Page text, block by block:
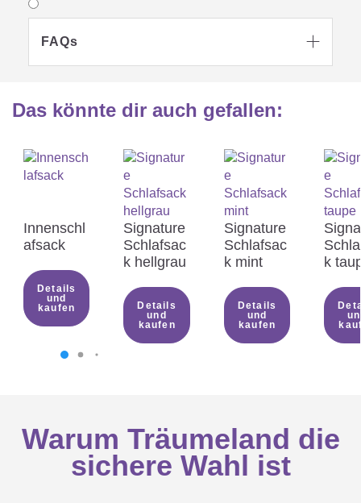
FAQs 
Das könnte dir auch gefallen:
Innenschl
afsack
Details
und
kaufen
Signature
Schlafsac
k hellgrau
Details
und
kaufen
Signature
Schlafsac
k mint
Details
und
kaufen
k
Warum Träumeland die
sichere Wahl ist